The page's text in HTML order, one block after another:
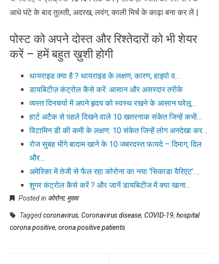
आधे घंटे के बाद तुलती, अदरख, लवंग, काली मिर्च के काढ़ा बना कर लें |
पोस्ट को अपने दोस्त और रिश्तेदारों को भी शेयर
करें – हमें बहुत ख़ुशी होगी
थायराइड क्या है ? थायराइड के लक्षण, कारण, हाइपो व…
डायबिटीज़ कंट्रोल कैसे करें: आसान और असरदार तरीके
व्यस्त दिनचर्या में अपने हृदय को स्वस्थ रखने के आसान घरेलू…
हार्ट अटैक से पहले दिखने वाले 10 खतरनाक संकेत जिन्हें कभी…
विटामिन डी की कमी के लक्षण: 10 संकेत जिन्हें लोग अनदेखा कर…
रोज सुबह भीगे बादाम खाने के 10 जबरदस्त फायदे – दिमाग, दिल
और…
अमेरिका में तेजी से फैल रहा कोरोना का नया ‘सिकाडा वैरिएंट’:…
शुगर कंट्रोल कैसे करें ? और जानें डायबिटीज में क्या खाना…
Posted in कोरोना, मुख्य
Taggedcoronavirus, Coronavirus disease, COVID-19, hospital
corona positive, orona positive patients